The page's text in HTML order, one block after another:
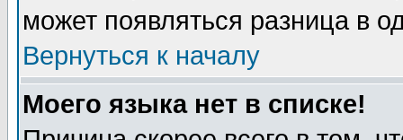
может появляться разница в
Вернуться к началу
Моего языка нет в списке!